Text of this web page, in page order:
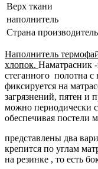
Верх ткани
наполнитель
Страна производитель
Наполнитель
хлопок. Наматрасник
стеганного полотна
фиксируется на
загрязнений, пятен и
можно периодически
обеспечивая постели
представлены два
крепится по углам
на резинке , то есть